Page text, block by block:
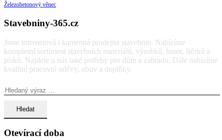
Železobetonový věnec
Stavebniny-365.cz
Jsme internetová i kamenná prodejna stavebnin. Nabízíme
kompletní sortiment stavebních materiálů, výrobků, hmot, štěrků a
písků. Najdete u nás také potřeby pro dům a zahradu. Dále nabízíme
kvalitní pracovní oděvy, obuv a doplňky.
Otevírací doba